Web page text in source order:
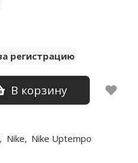
регистрацию
В корзину
, Nike, Nike Uptempo